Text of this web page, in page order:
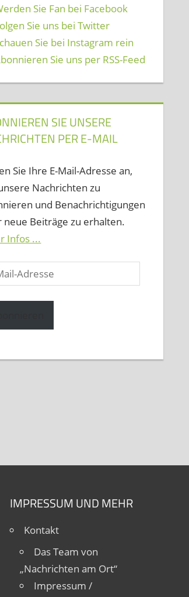
Sie Fan bei Facebook
Sie uns bei Twitter
Sie bei Instagram rein
Sie uns per RSS-Feed
SIE UNSERE
PER E-MAIL
Sie Ihre E-Mail-Adresse an,
Nachrichten zu
und Benachrichtigungen
neue Beiträge zu erhalten.
Infos ...
IMPRESSUM UND MEHR
Kontakt
Das Team von
„Nachrichten am Ort“
Impressum /